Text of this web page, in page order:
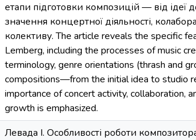
етапи підготовки композицій — від ідеї
значення концертної діяльності,
колективу. The article reveals the specific
Lemberg, including the processes of music
terminology, genre orientations (thrash and
compositions—from the initial idea to studio
importance of concert activity, collaboration,
growth is emphasized.
Левада І. Особливості роботи